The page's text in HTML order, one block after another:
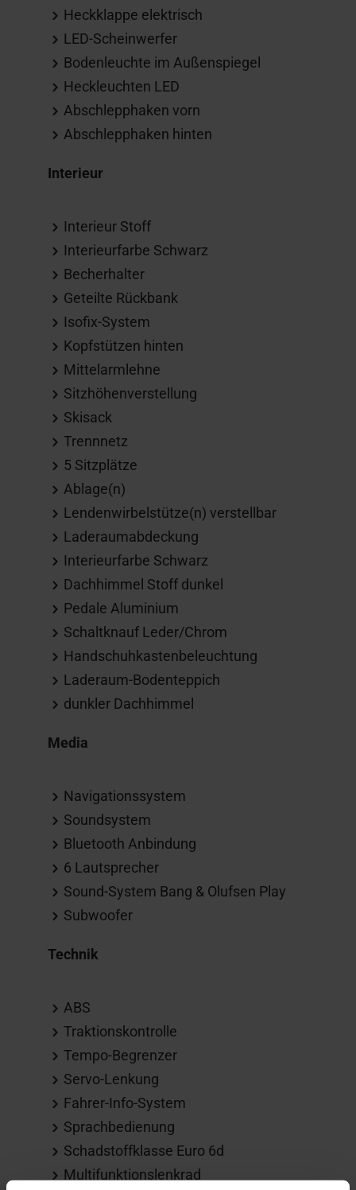
Heckklappe elektrisch
LED-Scheinwerfer
Bodenleuchte im Außenspiegel
Heckleuchten LED
Abschlepphaken vorn
Abschlepphaken hinten
Interieur
Interieur Stoff
Interieurfarbe Schwarz
Becherhalter
Geteilte Rückbank
Isofix-System
Kopfstützen hinten
Mittelarmlehne
Sitzhöhenverstellung
Skisack
Trennnetz
5 Sitzplätze
Ablage(n)
Lendenwirbelstütze(n) verstellbar
Laderaumabdeckung
Interieurfarbe Schwarz
Dachhimmel Stoff dunkel
Pedale Aluminium
Schaltknauf Leder/Chrom
Handschuhkastenbeleuchtung
Laderaum-Bodenteppich
dunkler Dachhimmel
Media
Navigationssystem
Soundsystem
Bluetooth Anbindung
6 Lautsprecher
Sound-System Bang & Olufsen Play
Subwoofer
Technik
ABS
Traktionskontrolle
Tempo-Begrenzer
Servo-Lenkung
Fahrer-Info-System
Sprachbedienung
Schadstoffklasse Euro 6d
Multifunktionslenkrad